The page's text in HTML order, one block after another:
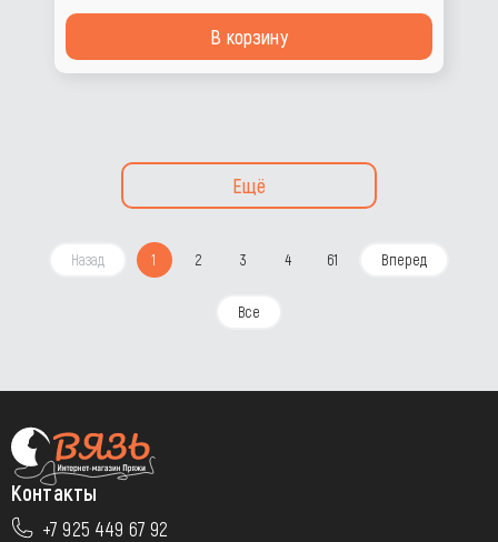
В корзину
Ещё
Назад 1 2 3 4 61 Вперед
Все
Контакты
+7 925 449 67 92